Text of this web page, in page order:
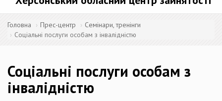
Головна Прес-центр
Семінари, тренінги
Соціальні послуги особам з інвалідністю
Соціальні послуги особам з
інвалідністю